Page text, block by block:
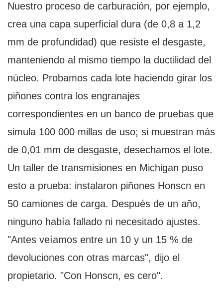
Nuestro proceso de carburación, por ejemplo,
crea una capa superficial dura (de 0,8 a 1,2
mm de profundidad) que resiste el desgaste,
manteniendo al mismo tiempo la ductilidad del
núcleo. Probamos cada lote haciendo girar los
piñones contra los engranajes
correspondientes en un banco de pruebas que
simula 100 000 millas de uso; si muestran más
de 0,01 mm de desgaste, desechamos el lote.
Un taller de transmisiones en Michigan puso
esto a prueba: instalaron piñones Honscn en
50 camiones de carga. Después de un año,
ninguno había fallado ni necesitado ajustes.
"Antes veíamos entre un 10 y un 15 % de
devoluciones con otras marcas", dijo el
propietario. "Con Honscn, es cero".